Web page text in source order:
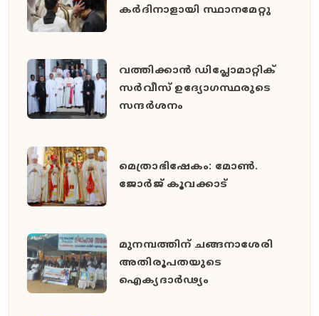
കർദിനാളായി സ്ഥാനമേറ്റു
വത്തിക്കാൻ ഡിപ്ലോമാറ്റിക്
സർവീസ് ഉദ്യോഗസ്ഥരുടെ
സന്ദർശനം
മെത്രാഭിഷേകം: മോൺ.
ജോർജ് കൂവക്കാട്
മുനമ്പത്തിന് ചങ്ങനാശേരി
അതിരൂപതയുടെ
ഐക്യദാർഢ്യം